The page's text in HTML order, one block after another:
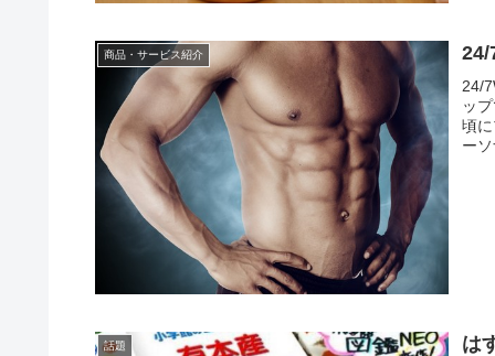
商品・サービス紹介 24/
24/
ッ
頃
ー
話題 は